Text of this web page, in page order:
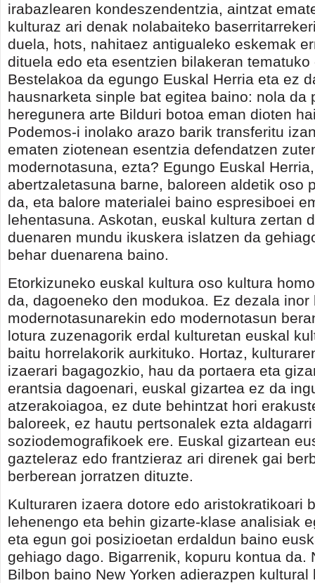
irabazlearen kondeszendentzia, aintzat
kulturaz ari denak nolabaiteko
duela, hots, nahitaez antigualeko eskemak
dituela edo eta esentzien bilakeran tematuko
Bestelakoa da egungo Euskal Herria eta ez
hausnarketa sinple bat egitea baino: nola da
heregunera arte Bilduri botoa eman dioten
Podemos-i inolako arazo barik transferitu
ematen ziotenean esentzia defendatzen
modernotasuna, ezta? Egungo Euskal Herria,
abertzaletasuna barne, baloreen aldetik oso
da, eta balore materialei baino espresiboei
lehentasuna. Askotan, euskal kultura zertan
duenaren mundu ikuskera islatzen da
behar duenarena baino.
Etorkizuneko euskal kultura oso kultura
da, dagoeneko den modukoa. Ez dezala inor
modernotasunarekin edo modernotasun
lotura zuzenagorik erdal kulturetan euskal
baitu horrelakorik aurkituko. Hortaz,
izaerari bagagozkio, hau da portaera eta
erantsia dagoenari, euskal gizartea ez da
atzerakoiagoa, ez dute behintzat hori
baloreek, ez hautu pertsonalek ezta aldagarri
soziodemografikoek ere. Euskal gizartean
gazteleraz edo frantzieraz ari direnek gai
berberean jorratzen dituzte.
Kulturaren izaera dotore edo aristokratikoari
lehenengo eta behin gizarte-klase analisiak
eta egun goi posizioetan erdaldun baino
gehiago dago. Bigarrenik, kopuru kontua da.
Bilbon baino New Yorken adierazpen kultural